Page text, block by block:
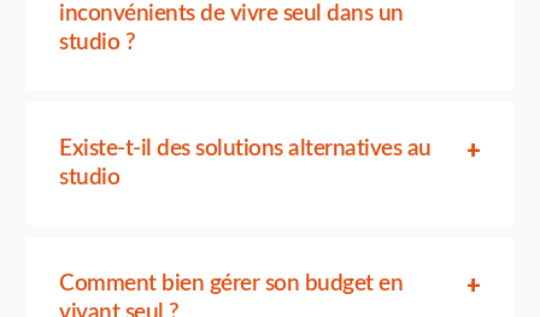
inconvénients de vivre seul dans un
studio ?
Existe-t-il des solutions alternatives au
studio
Comment bien gérer son budget en